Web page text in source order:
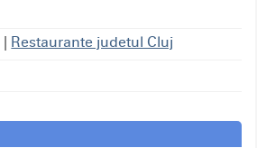
| Restaurante judetul Cluj